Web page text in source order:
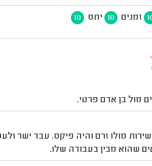
זמנים 10 יחס 10
מול בן אדם פרטי.
מולו זרם והיה פיקס. עבד ישר
שהוא מבין בעבודה שלו.